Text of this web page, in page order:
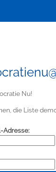
Nu!
die Liste
Adresse: